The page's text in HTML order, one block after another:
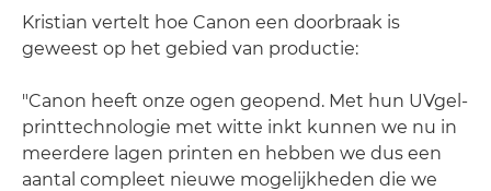
Kristian vertelt hoe Canon een doorbraak is
geweest op het gebied van productie:
"Canon heeft onze ogen geopend. Met hun UVgel-
printtechnologie met witte inkt kunnen we nu in
meerdere lagen printen en hebben we dus een
aantal compleet nieuwe mogelijkheden die we